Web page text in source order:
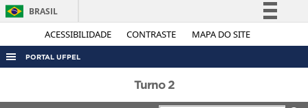
ACESSIBILIDADE CONTRASTE MAPA DO SITE
BRASIL
Simplifique!
PORTAL UFPEL
AUDITORIA
Turno 2